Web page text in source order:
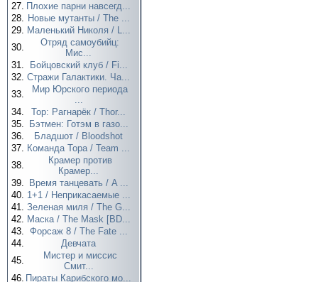
27. Плохие парни навсегд...
28. Новые мутанты / The ...
29. Маленький Николя / L...
30.
Отряд самоубийц:
Мис...
31.
Бойцовский клуб / Fi...
32. Стражи Галактики. Ча...
33.
Мир Юрского периода
...
34.
Тор: Рагнарёк / Thor...
35.
Бэтмен: Готэм в газо...
36.
Бладшот / Bloodshot
37. Команда Тора / Team ...
38.
Крамер против
Крамер...
39.
Время танцевать / A ...
40. 1+1 / Неприкасаемые ...
41. Зеленая миля / The G...
42. Маска / The Mask [BD...
43. Форсаж 8 / The Fate ...
44.
Девчата
45.
Мистер и миссис
Смит...
46. Пираты Карибского мо...